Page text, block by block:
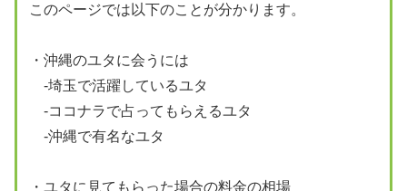
このページでは以下のことが分かります。
・沖縄のユタに会うには
-埼玉で活躍しているユタ
-ココナラで占ってもらえるユタ
-沖縄で有名なユタ
・ユタに見てもらった場合の料金の相場